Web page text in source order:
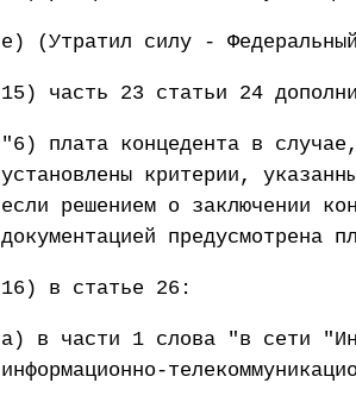
е) (Утратил силу -
15) часть 23 статьи 24
"6) плата концедента в
установлены критерии,
если решением о заключении
документацией предусмотрена
16) в статье 26:
а) в части 1 слова "в сети
информационно-